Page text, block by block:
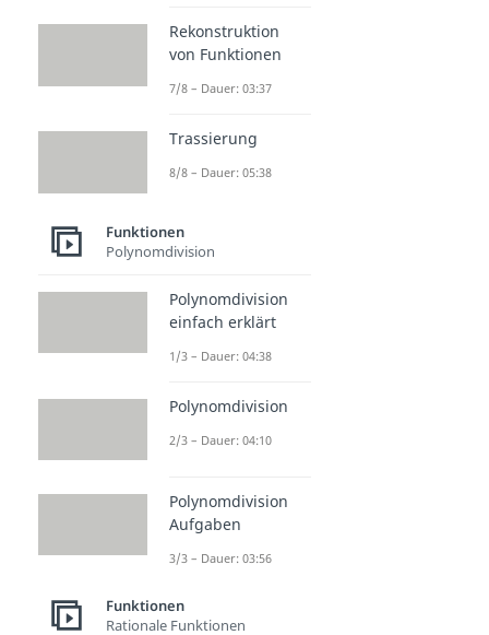
Rekonstruktion
von Funktionen
7/8 – Dauer: 03:37
Trassierung
8/8 – Dauer: 05:38
Funktionen
Polynomdivision
Polynomdivision
einfach erklärt
1/3 – Dauer: 04:38
Polynomdivision
2/3 – Dauer: 04:10
Polynomdivision
Aufgaben
3/3 – Dauer: 03:56
Funktionen
Rationale Funktionen